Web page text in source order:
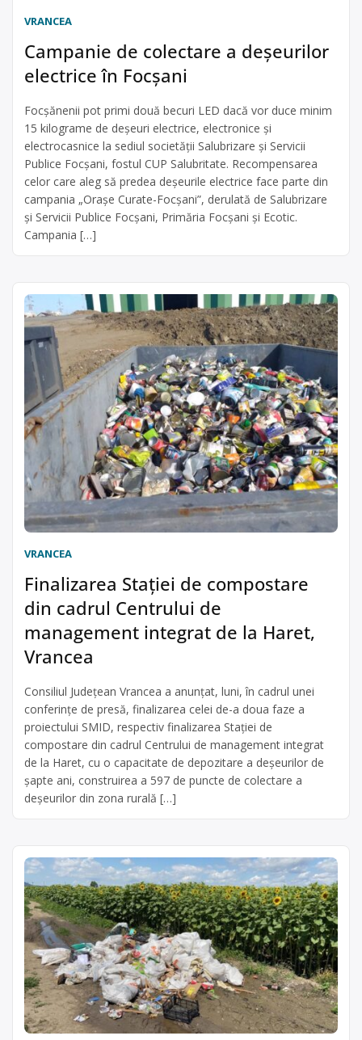
VRANCEA
Campanie de colectare a deșeurilor
electrice în Focșani
Focșănenii pot primi două becuri LED dacă vor duce minim
15 kilograme de deșeuri electrice, electronice și
electrocasnice la sediul societății Salubrizare și Servicii
Publice Focșani, fostul CUP Salubritate. Recompensarea
celor care aleg să predea deșeurile electrice face parte din
campania „Orașe Curate-Focșani”, derulată de Salubrizare
și Servicii Publice Focșani, Primăria Focșani și Ecotic.
Campania […]
VRANCEA
Finalizarea Staţiei de compostare
din cadrul Centrului de
management integrat de la Haret,
Vrancea
Consiliul Judeţean Vrancea a anunţat, luni, în cadrul unei
conferinţe de presă, finalizarea celei de-a doua faze a
proiectului SMID, respectiv finalizarea Staţiei de
compostare din cadrul Centrului de management integrat
de la Haret, cu o capacitate de depozitare a deşeurilor de
şapte ani, construirea a 597 de puncte de colectare a
deşeurilor din zona rurală […]